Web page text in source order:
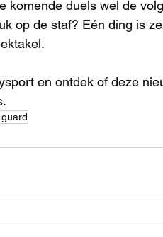
komende duels wel de
op de staf? Eén ding is
en ontdek of deze